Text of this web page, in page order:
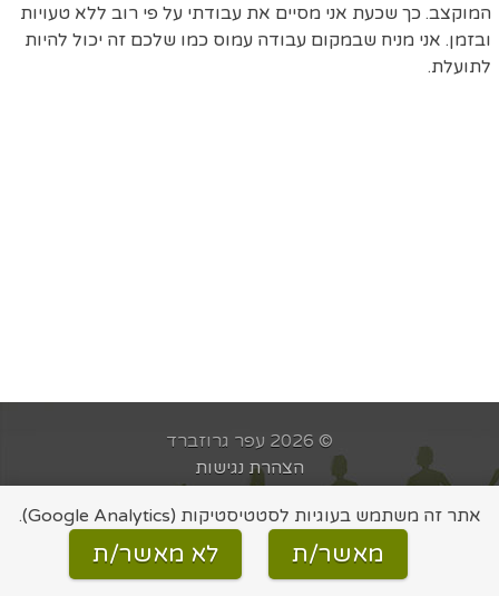
אתר זה משתמש בעוגיות לסטטיסטיקות (Google Analytics).
מאשר/ת לא מאשר/ת
המוקצב. כך שכעת אני מסיים את עבודתי על פי רוב ללא טעויות
ובזמן. אני מניח שבמקום עבודה עמוס כמו שלכם זה יכול להיות
לתועלת.
© 2026 עפר גרוזברד
הצהרת נגישות
בניית אתר: לביא פרצ׳יק